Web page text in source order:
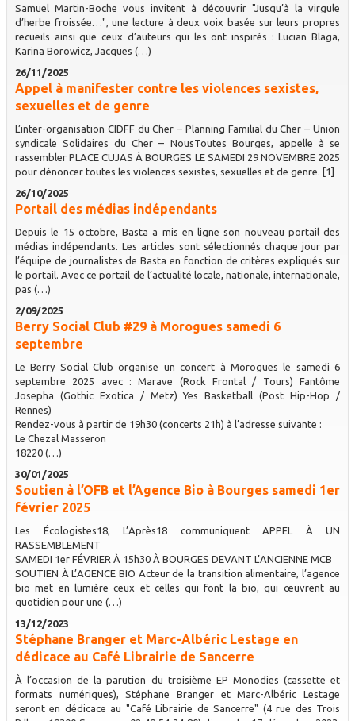
Samuel Martin-Boche vous invitent à découvrir "Jusqu’à la virgule
d’herbe froissée…", une lecture à deux voix basée sur leurs propres
recueils ainsi que ceux d’auteurs qui les ont inspirés : Lucian Blaga,
Karina Borowicz, Jacques (…)
26/11/2025
Appel à manifester contre les violences sexistes,
sexuelles et de genre
L’inter-organisation CIDFF du Cher – Planning Familial du Cher – Union
syndicale Solidaires du Cher – NousToutes Bourges, appelle à se
rassembler PLACE CUJAS À BOURGES LE SAMEDI 29 NOVEMBRE 2025
pour dénoncer toutes les violences sexistes, sexuelles et de genre. [1]
26/10/2025
Portail des médias indépendants
Depuis le 15 octobre, Basta a mis en ligne son nouveau portail des
médias indépendants. Les articles sont sélectionnés chaque jour par
l’équipe de journalistes de Basta en fonction de critères expliqués sur
le portail. Avec ce portail de l’actualité locale, nationale, internationale,
pas (…)
2/09/2025
Berry Social Club #29 à Morogues samedi 6
septembre
Le Berry Social Club organise un concert à Morogues le samedi 6
septembre 2025 avec : Marave (Rock Frontal / Tours) Fantôme
Josepha (Gothic Exotica / Metz) Yes Basketball (Post Hip-Hop /
Rennes)
Rendez-vous à partir de 19h30 (concerts 21h) à l’adresse suivante :
Le Chezal Masseron
18220 (…)
30/01/2025
Soutien à l’OFB et l’Agence Bio à Bourges samedi 1er
février 2025
Les Écologistes18, L’Après18 communiquent APPEL À UN
RASSEMBLEMENT
SAMEDI 1er FÉVRIER À 15h30 À BOURGES DEVANT L’ANCIENNE MCB
SOUTIEN À L’AGENCE BIO Acteur de la transition alimentaire, l’agence
bio met en lumière ceux et celles qui font la bio, qui œuvrent au
quotidien pour une (…)
13/12/2023
Stéphane Branger et Marc-Albéric Lestage en
dédicace au Café Librairie de Sancerre
À l’occasion de la parution du troisième EP Monodies (cassette et
formats numériques), Stéphane Branger et Marc-Albéric Lestage
seront en dédicace au "Café Librairie de Sancerre" (4 rue des Trois